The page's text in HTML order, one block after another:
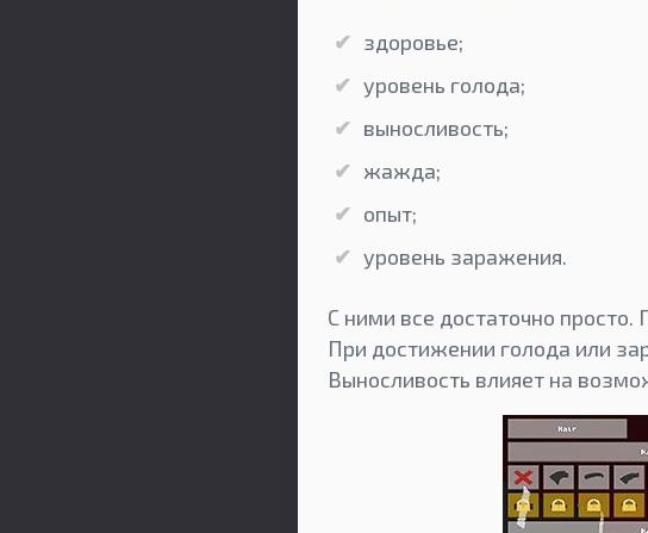
здоровье;
уровень голода;
выносливость;
жажда;
опыт;
уровень заражения.
С ними все достаточно
При достижении голода или
Выносливость влияет на